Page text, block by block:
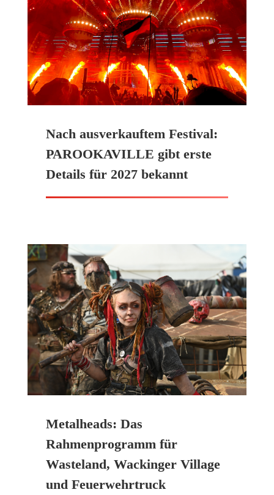
Nach ausverkauftem Festival:
PAROOKAVILLE gibt erste
Details für 2027 bekannt
Metalheads: Das
Rahmenprogramm für
Wasteland, Wackinger Village
und Feuerwehrtruck